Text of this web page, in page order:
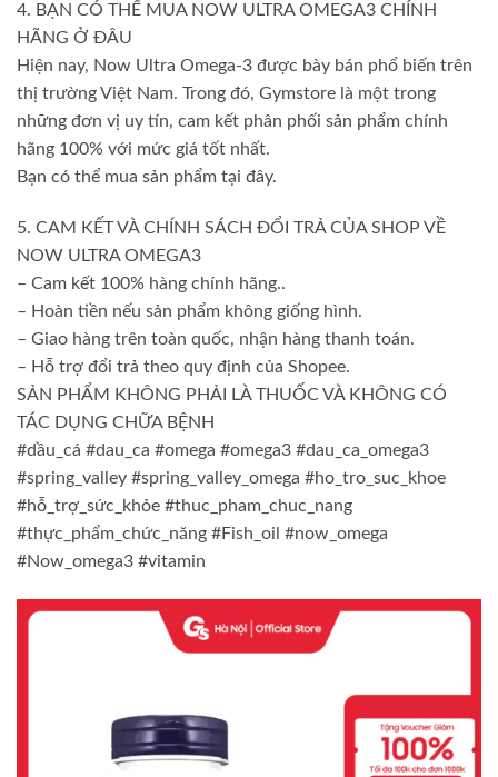
4. BẠN CÓ THỂ MUA NOW ULTRA OMEGA3 CHÍNH
HÃNG Ở ĐÂU
Hiện nay, Now Ultra Omega-3 được bày bán phổ biến trên
thị trường Việt Nam. Trong đó, Gymstore là một trong
những đơn vị uy tín, cam kết phân phối sản phẩm chính
hãng 100% với mức giá tốt nhất.
Bạn có thể mua sản phẩm tại đây.
5. CAM KẾT VÀ CHÍNH SÁCH ĐỔI TRẢ CỦA SHOP VỀ
NOW ULTRA OMEGA3
– Cam kết 100% hàng chính hãng..
– Hoàn tiền nếu sản phẩm không giống hình.
– Giao hàng trên toàn quốc, nhận hàng thanh toán.
– Hỗ trợ đổi trả theo quy định của Shopee.
SẢN PHẨM KHÔNG PHẢI LÀ THUỐC VÀ KHÔNG CÓ
TÁC DỤNG CHỮA BỆNH
#dầu_cá #dau_ca #omega #omega3 #dau_ca_omega3
#spring_valley #spring_valley_omega #ho_tro_suc_khoe
#hỗ_trợ_sức_khỏe #thuc_pham_chuc_nang
#thực_phẩm_chức_năng #Fish_oil #now_omega
#Now_omega3 #vitamin